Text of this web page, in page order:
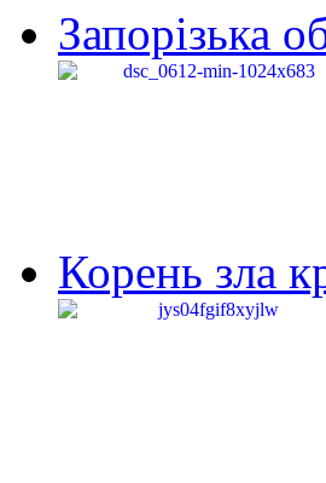
Запорізька
Корень зла